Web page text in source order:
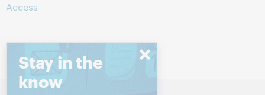
Access
Stay in the
know